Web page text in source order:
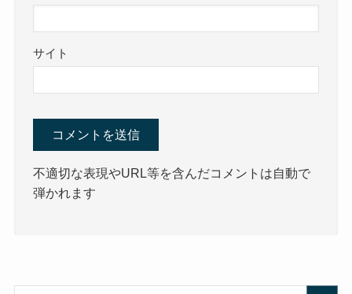
サイト
不適切な表現やURL等を含んだコメントは自動で
弾かれます